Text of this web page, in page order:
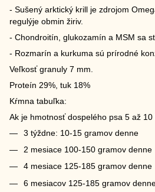
- Sušený arktický krill je zdrojom
regulýje obmin žiriv.
- Chondroitín, glukozamín a MSM sa
- Rozmarín a kurkuma sú prírodné
Veľkosť granuly 7 mm.
Proteín 29%, tuk 18%
Kŕmna tabuľka:
Ak je hmotnosť dospelého psa 5 až 10
3 týždne: 10-15 gramov denne
2 mesiace 100-150 gramov denne
4 mesiace 125-185 gramov denne
6 mesiacov 125-185 gramov